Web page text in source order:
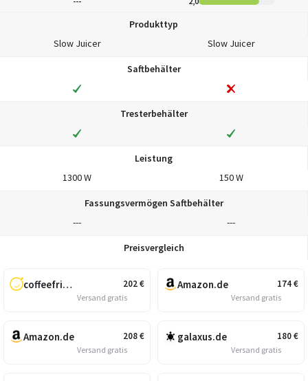
Produkttyp
Slow Juicer
Slow Juicer
Saftbehälter
Tresterbehälter
Leistung
1300 W
150 W
Fassungsvermögen Saftbehälter
---
---
Preisvergleich
202€
coffeefriend.de
Versand gratis
208€
Amazon.de
Versand gratis
174€
Amazon.de
Versand gratis
180€
galaxus.de
Versand gratis